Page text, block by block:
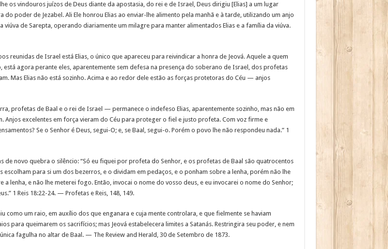
os vindouros juízos de Deus diante da apostasia, do rei e de Israel, Deus dirigiu [Elias] a um lugar
poder de Jezabel. Ali Ele honrou Elias ao enviar-lhe alimento pela manhã e à tarde, utilizando um anjo
de Sarepta, operando diariamente um milagre para manter alimentados Elias e a família da viúva.
reunidas de Israel está Elias, o único que apareceu para reivindicar a honra de Jeová. Aquele a quem
agora perante eles, aparentemente sem defesa na presença do soberano de Israel, dos profetas
Mas Elias não está sozinho. Acima e ao redor dele estão as forças protetoras do Céu — anjos
profetas de Baal e o rei de Israel — permanece o indefeso Elias, aparentemente sozinho, mas não em
Anjos excelentes em força vieram do Céu para proteger o fiel e justo profeta. Com voz firme e
Se o Senhor é Deus, segui-O; e, se Baal, segui-o. Porém o povo lhe não respondeu nada.” 1
de novo quebra o silêncio: “Só eu fiquei por profeta do Senhor, e os profetas de Baal são quatrocentos
para si um dos bezerros, e o dividam em pedaços, e o ponham sobre a lenha, porém não lhe
lenha, e não lhe meterei fogo. Então, invocai o nome do vosso deus, e eu invocarei o nome do Senhor;
1 Reis 18:22-24. — Profetas e Reis, 148, 149.
como um raio, em auxílio dos que enganara e cuja mente controlara, e que fielmente se haviam
para queimarem os sacrifícios; mas Jeová estabelecera limites a Satanás. Restringira seu poder, e nem
fagulha no altar de Baal. — The Review and Herald, 30 de Setembro de 1873.